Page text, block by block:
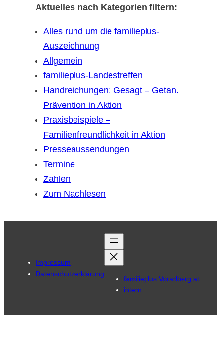
Aktuelles nach Kategorien filtern:
Alles rund um die familieplus-
Auszeichnung
Allgemein
familieplus-Landestreffen
Handreichungen: Gesagt – Getan.
Prävention in Aktion
Praxisbeispiele –
Familienfreundlichkeit in Aktion
Presseaussendungen
Termine
Zahlen
Zum Nachlesen
Impressum
Datenschutzerklärung
familieplus Vorarlberg.at
intern